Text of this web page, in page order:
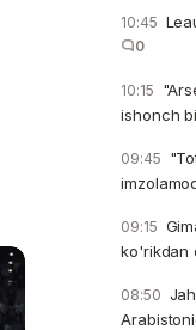
10:45
0
10:15
ishonch
09:45
09:15
ko'rikdan
08:50